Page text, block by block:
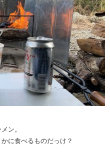
ン。
に食べるものだっけ？